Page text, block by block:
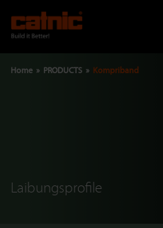
main
Breadcrumb
Home PRODUCTS Kompriband
Laibungsprofile